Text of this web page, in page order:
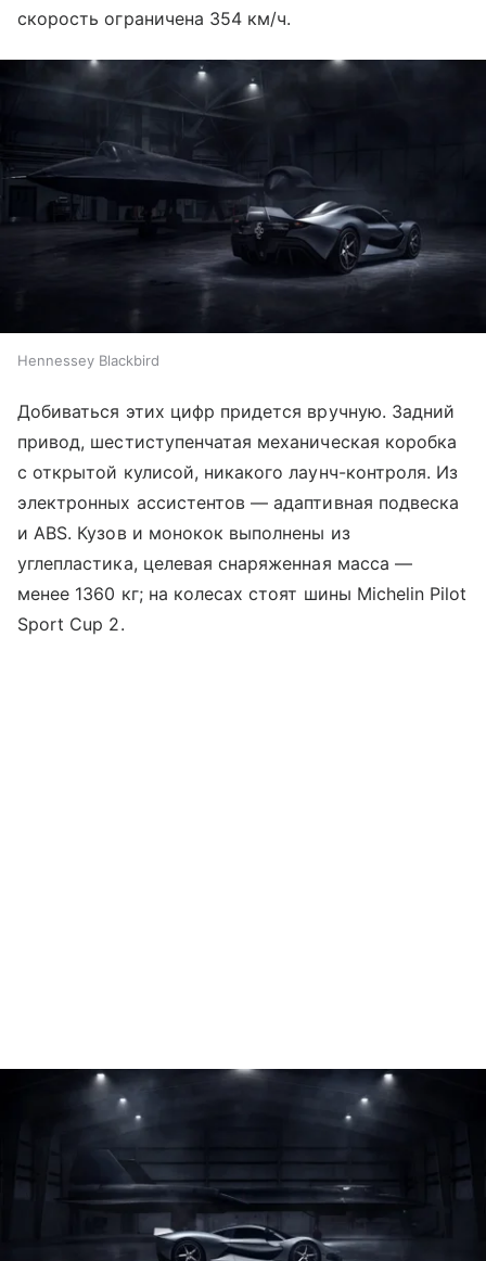
скорость ограничена 354 км/ч.
Hennessey Blackbird
Добиваться этих цифр придется вручную. Задний
привод, шестиступенчатая механическая коробка
с открытой кулисой, никакого лаунч-контроля. Из
электронных ассистентов — адаптивная подвеска
и ABS. Кузов и монокок выполнены из
углепластика, целевая снаряженная масса —
менее 1360 кг; на колесах стоят шины Michelin Pilot
Sport Cup 2.